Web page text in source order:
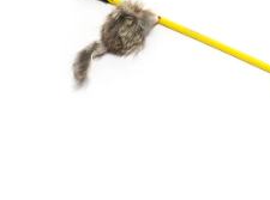
PRO CHOVATELE
NOVINKY